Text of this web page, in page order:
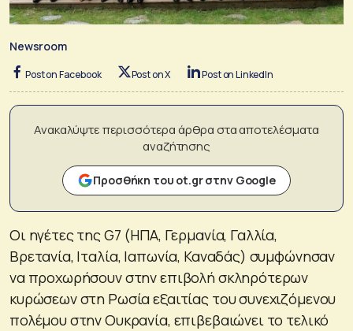
Newsroom
Post on Facebook Post on X Post on LinkedIn
Ανακαλύψτε περισσότερα άρθρα στα αποτελέσματα
αναζήτησης
Προσθήκη του ot.gr στην Google
Οι ηγέτες της G7 (ΗΠΑ, Γερμανία, Γαλλία,
Βρετανία, Ιταλία, Ιαπωνία, Καναδάς) συμφώνησαν
να προχωρήσουν στην επιβολή σκληρότερων
κυρώσεων στη Ρωσία εξαιτίας του συνεχιζόμενου
πολέμου στην Ουκρανία, επιβεβαιώνει το τελικό